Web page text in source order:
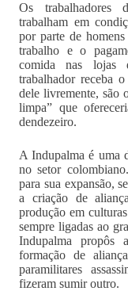
Os trabalhadores
trabalham em
por parte de
trabalho e o
comida nas lojas
trabalhador receba
dele livremente, são
limpa” que
dendezeiro.
A Indupalma é uma
no setor
para sua expansão,
a criação de
produção em
sempre ligadas ao
Indupalma propôs
formação de
paramilitares
fizeram sumir outro.